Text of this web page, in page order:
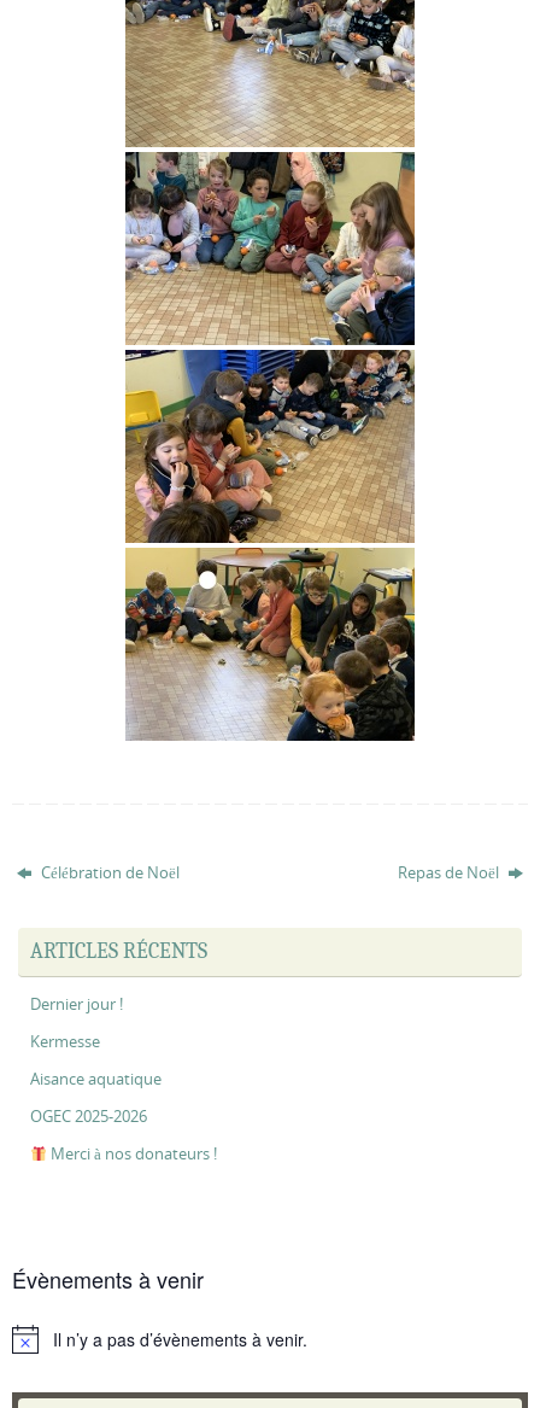
Célébration de Noël Repas de Noël
ARTICLES RÉCENTS
Dernier jour !
Kermesse
Aisance aquatique
OGEC 2025-2026
Merci à nos donateurs !
Évènements à venir
NoticeIl n’y a pas d’évènements à venir.